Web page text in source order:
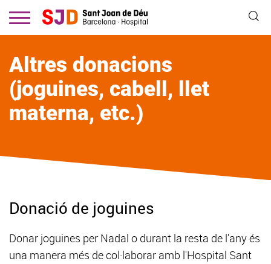
contingut
Altres donacions
(joguines, cabell, llet
materna, etc.)
Donació de joguines
Donar joguines per Nadal o durant la resta de l'any és
una manera més de col·laborar amb l'Hospital Sant